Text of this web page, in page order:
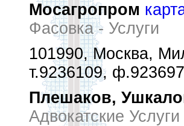
Мосагропром
Фасовка - Услуги
101990, Москва,
т.9236109,
Плешаков,
Адвокатские Услуги